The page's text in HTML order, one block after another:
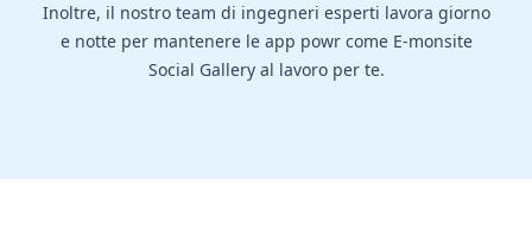
Inoltre, il nostro team di ingegneri esperti lavora giorno
e notte per mantenere le app powr come E-monsite
Social Gallery al lavoro per te.